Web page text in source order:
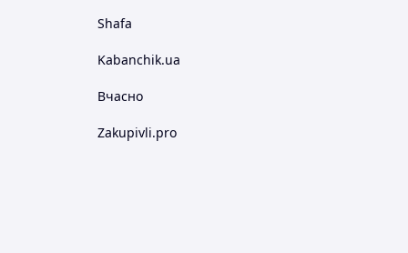
Shafa
Kabanchik.ua
Вчасно
Zakupivli.pro